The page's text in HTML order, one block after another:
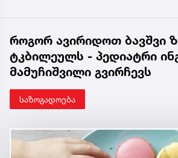
როგორ ავირიდოთ ბავშვი
ტკბილეულს - პედიატრი
მამუჩიშვილი გვირჩევს
საზოგადოება